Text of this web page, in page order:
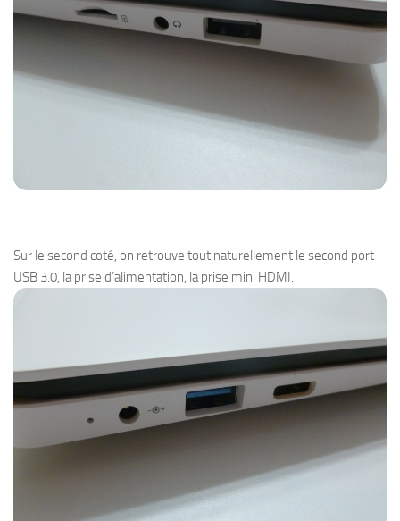
Sur le second coté, on retrouve tout naturellement le second port
USB 3.0, la prise d’alimentation, la prise mini HDMI.